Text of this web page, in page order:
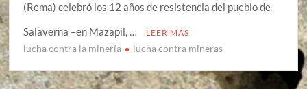
(Rema) celebró los 12 años de resistencia del pueblo de
Salaverna –en Mazapil, …
LEER MÁS
lucha contra la minería lucha contra mineras